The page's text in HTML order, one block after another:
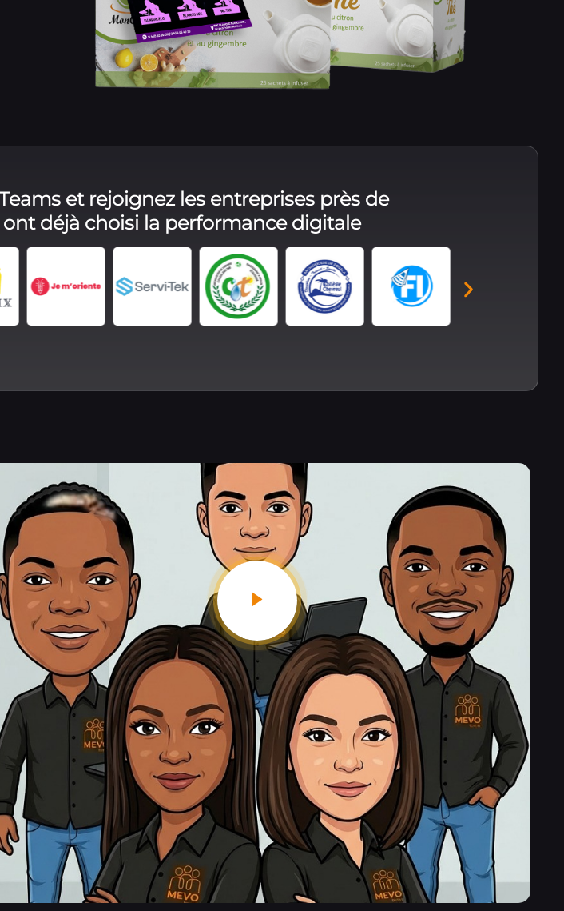
et rejoignez les entreprises près de
déjà choisi la performance digitale